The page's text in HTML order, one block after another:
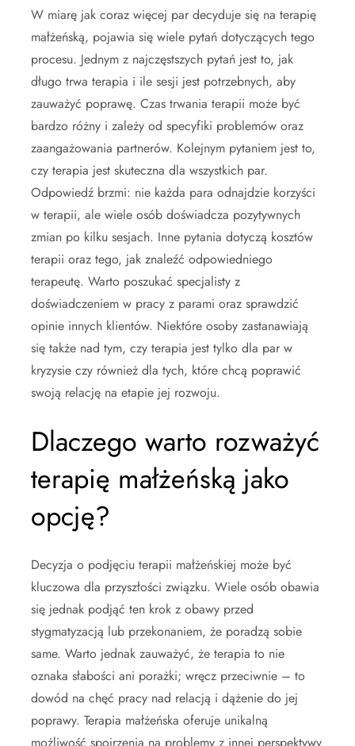
W miarę jak coraz więcej par decyduje się na terapię
małżeńską, pojawia się wiele pytań dotyczących tego
procesu. Jednym z najczęstszych pytań jest to, jak
długo trwa terapia i ile sesji jest potrzebnych, aby
zauważyć poprawę. Czas trwania terapii może być
bardzo różny i zależy od specyfiki problemów oraz
zaangażowania partnerów. Kolejnym pytaniem jest to,
czy terapia jest skuteczna dla wszystkich par.
Odpowiedź brzmi: nie każda para odnajdzie korzyści
w terapii, ale wiele osób doświadcza pozytywnych
zmian po kilku sesjach. Inne pytania dotyczą kosztów
terapii oraz tego, jak znaleźć odpowiedniego
terapeutę. Warto poszukać specjalisty z
doświadczeniem w pracy z parami oraz sprawdzić
opinie innych klientów. Niektóre osoby zastanawiają
się także nad tym, czy terapia jest tylko dla par w
kryzysie czy również dla tych, które chcą poprawić
swoją relację na etapie jej rozwoju.
Dlaczego warto rozważyć
terapię małżeńską jako
opcję?
Decyzja o podjęciu terapii małżeńskiej może być
kluczowa dla przyszłości związku. Wiele osób obawia
się jednak podjąć ten krok z obawy przed
stygmatyzacją lub przekonaniem, że poradzą sobie
same. Warto jednak zauważyć, że terapia to nie
oznaka słabości ani porażki; wręcz przeciwnie – to
dowód na chęć pracy nad relacją i dążenie do jej
poprawy. Terapia małżeńska oferuje unikalną
możliwość spojrzenia na problemy z innej perspektywy